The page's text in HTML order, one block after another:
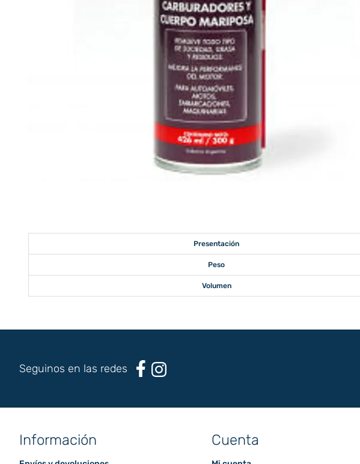
Presentación
Peso
Volumen
Seguinos en las redes
Información Cuenta